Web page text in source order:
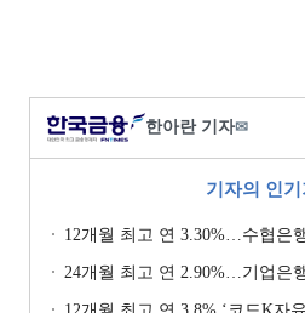
한아란 기자✉
기자의 인기
12개월 최고 연 3.30%…수협은행 ‘헤이정기예
24개월 최고 연 2.90%…기업은행 ‘IBK평생한가족